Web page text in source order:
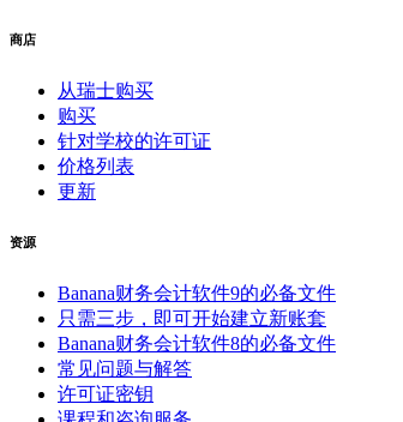
商店
从瑞士购买
购买
针对学校的许可证
价格列表
更新
资源
Banana财务会计软件9的必备文件
只需三步，即可开始建立新账套
Banana财务会计软件8的必备文件
常见问题与解答
许可证密钥